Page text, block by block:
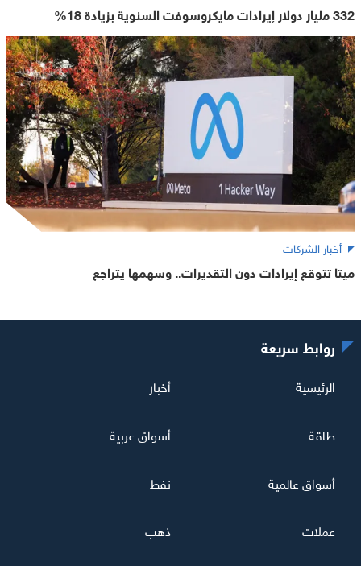
332 مليار دولار إيرادات مايكروسوفت السنوية بزيادة 18%
أخبار الشركات
ميتا تتوقع إيرادات دون التقديرات.. وسهمها يتراجع
روابط سريعة
الرئيسية أخبار
طاقة أسواق عربية
أسواق عالمية نفط
عملات ذهب